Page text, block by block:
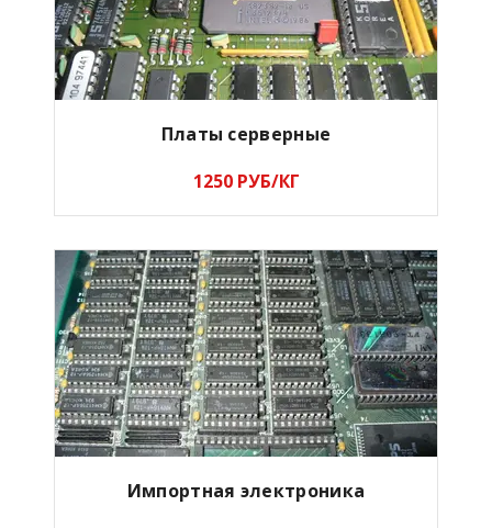
Платы серверные
1250 РУБ/КГ
Импортная электроника